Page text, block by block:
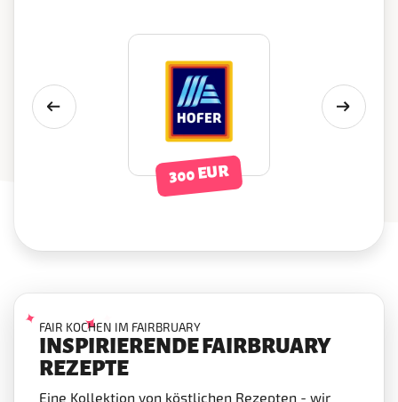
300 EUR
FAIR KOCHEN IM FAIRBRUARY
INSPIRIERENDE FAIRBRUARY
REZEPTE
Eine Kollektion von köstlichen Rezepten - wir